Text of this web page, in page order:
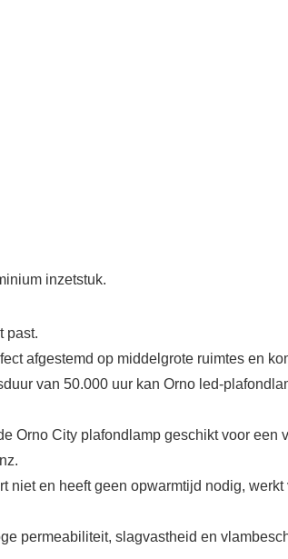
inzetstuk.
past.
afgestemd op middelgrote ruimtes en
van 50.000 uur kan Orno led-
Orno City plafondlamp geschikt voor een
en heeft geen opwarmtijd nodig, werkt
permeabiliteit, slagvastheid en